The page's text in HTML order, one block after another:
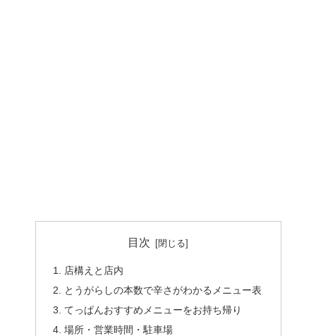
目次
店構えと店内
とうがらしの本数で辛さがわかるメニュー表
てっぱんおすすめメニューをお持ち帰り
場所・営業時間・駐車場